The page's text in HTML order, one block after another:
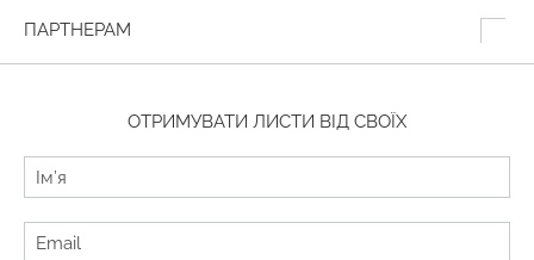
ПАРТНЕРАМ
ОТРИМУВАТИ ЛИСТИ ВІД СВОЇХ